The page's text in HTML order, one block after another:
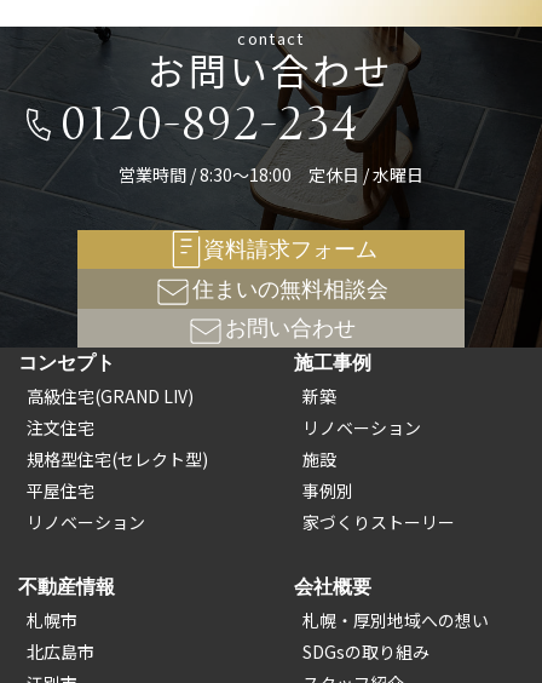
contact
お問い合わせ
0120-892-234
営業時間 / 8:30～18:00 定休日 / 水曜日
資料請求フォーム
住まいの無料相談会
お問い合わせ
コンセプト
高級住宅(GRAND LIV)
注文住宅
規格型住宅(セレクト型)
平屋住宅
リノベーション
施工事例
新築
リノベーション
施設
事例別
家づくりストーリー
不動産情報
札幌市
北広島市
会社概要
札幌・厚別地域への想い
SDGsの取り組み